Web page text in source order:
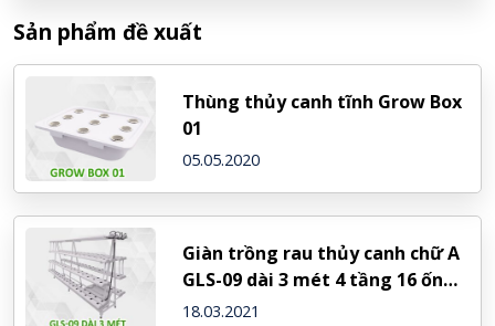
Sản phẩm đề xuất
Thùng thủy canh tĩnh Grow Box
01
05.05.2020
Giàn trồng rau thủy canh chữ A
GLS-09 dài 3 mét 4 tầng 16 ống,
264 rọ trồng
18.03.2021